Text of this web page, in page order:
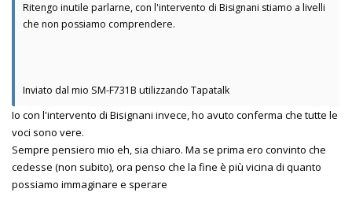
Ritengo inutile parlarne, con l'intervento di Bisignani stiamo a livelli
che non possiamo comprendere.
Inviato dal mio SM-F731B utilizzando Tapatalk
Io con l'intervento di Bisignani invece, ho avuto conferma che tutte le
voci sono vere.
Sempre pensiero mio eh, sia chiaro. Ma se prima ero convinto che
cedesse (non subito), ora penso che la fine è più vicina di quanto
possiamo immaginare e sperare